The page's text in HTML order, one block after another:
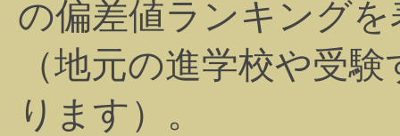
の偏差値ランキング
（地元の進学校や受
ります）。